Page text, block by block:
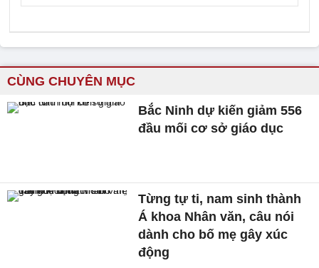
CÙNG CHUYÊN MỤC
Bắc Ninh dự kiến giảm 556
đầu mối cơ sở giáo dục
Từng tự ti, nam sinh thành
Á khoa Nhân văn, câu nói
dành cho bố mẹ gây xúc
động